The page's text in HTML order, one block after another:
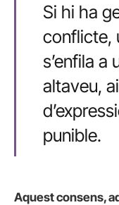
Si hi ha
conflicte,
s’enfila a
altaveu,
punible.
Aquest consens,